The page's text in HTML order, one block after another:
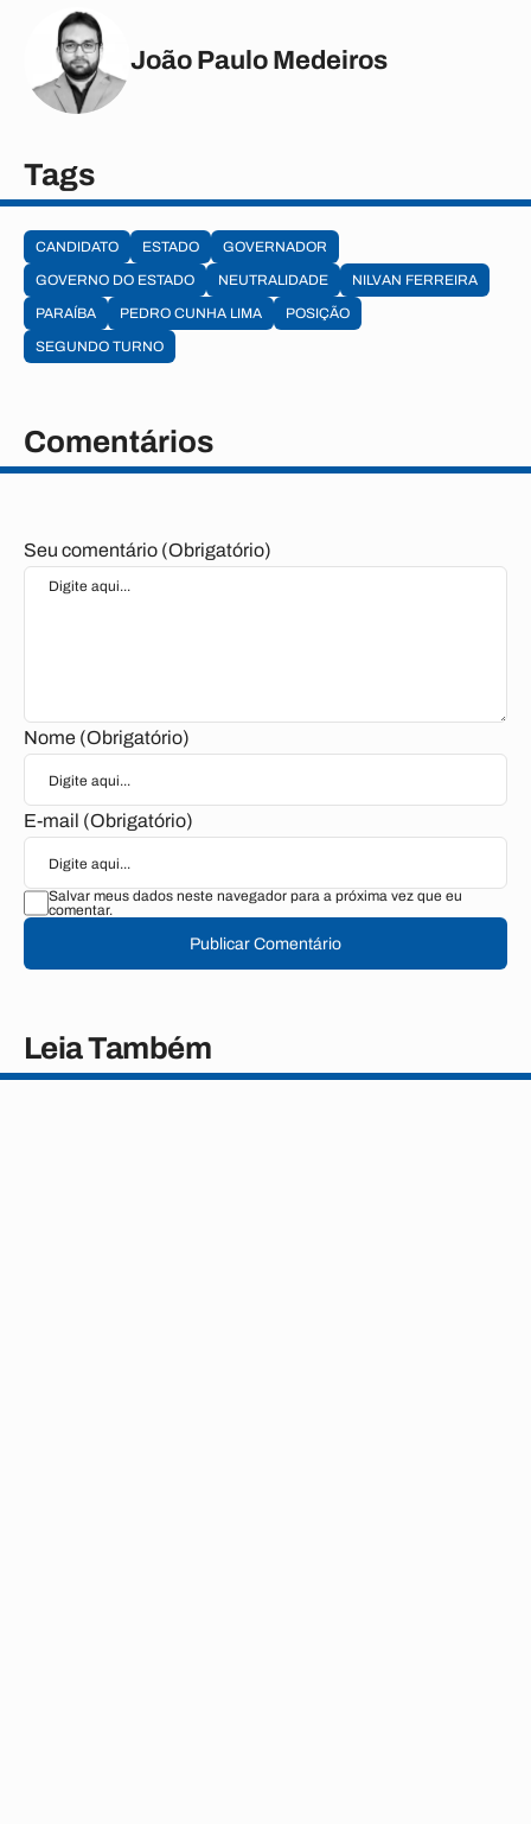
João Paulo Medeiros
Tags
CANDIDATO ESTADO
GOVERNADOR
GOVERNO DO ESTADO
NEUTRALIDADE
NILVAN FERREIRA
PARAÍBA
PEDRO CUNHA LIMA
POSIÇÃO
SEGUNDO TURNO
Comentários
Seu comentário (Obrigatório)
Nome (Obrigatório)
E-mail (Obrigatório)
Salvar meus dados neste navegador para a próxima vez que eu
comentar.
Publicar Comentário
Leia Também